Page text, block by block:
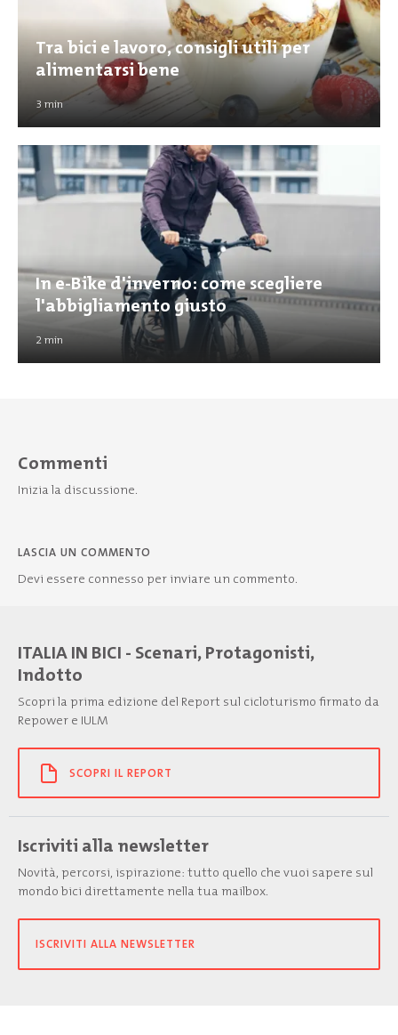
Tra bici e lavoro, consigli utili per
alimentarsi bene
3 min
In e-Bike d'inverno: come scegliere
l'abbigliamento giusto
2min
Commenti
Inizia la discussione.
LASCIA UN COMMENTO
Devi essere connesso per inviare un commento.
ITALIA IN BICI - Scenari, Protagonisti,
Indotto
Scopri la prima edizione del Report sul cicloturismo firmato da
Repower e IULM
SCOPRI IL REPORT
Iscriviti alla newsletter
Novità, percorsi, ispirazione: tutto quello che vuoi sapere sul
mondo bici direttamente nella tua mailbox.
ISCRIVITI ALLA NEWSLETTER